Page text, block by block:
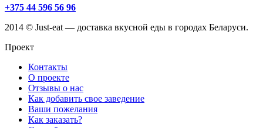
+375 44 596 56 96
2014 © Just-eat — доставка вкусной еды в городах Беларуси.
Проект
Контакты
О проекте
Отзывы о нас
Как добавить свое заведение
Ваши пожелания
Как заказать?